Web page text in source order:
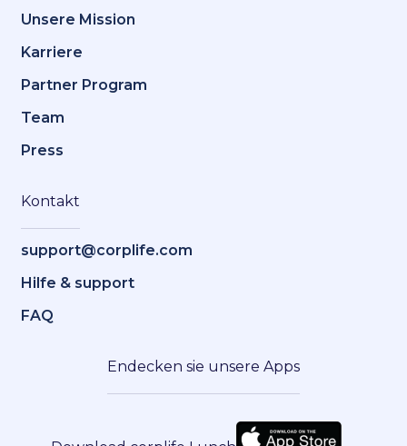
Unsere Mission
Karriere
Partner Program
Team
Press
Kontakt
support@corplife.com
Hilfe & support
FAQ
Endecken sie unsere Apps